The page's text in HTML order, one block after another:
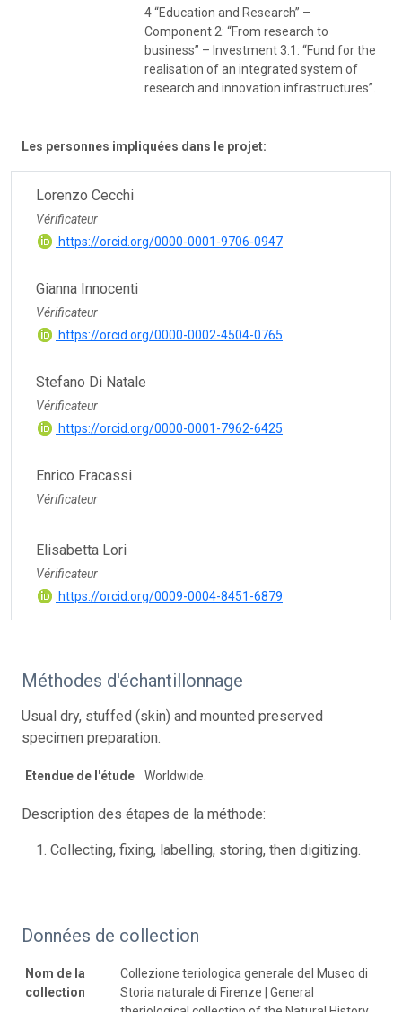
4 “Education and Research” –
Component 2: “From research to
business” – Investment 3.1: “Fund for the
realisation of an integrated system of
research and innovation infrastructures”.
Les personnes impliquées dans le projet:
Lorenzo Cecchi
Vérificateur
https://orcid.org/0000-0001-9706-0947
Gianna Innocenti
Vérificateur
https://orcid.org/0000-0002-4504-0765
Stefano Di Natale
Vérificateur
https://orcid.org/0000-0001-7962-6425
Enrico Fracassi
Vérificateur
Elisabetta Lori
Vérificateur
https://orcid.org/0009-0004-8451-6879
Méthodes d'échantillonnage
Usual dry, stuffed (skin) and mounted preserved
specimen preparation.
Etendue de l'étude Worldwide.
Description des étapes de la méthode:
Collecting, fixing, labelling, storing, then digitizing.
Données de collection
Nom de la
collection
Collezione teriologica generale del Museo di
Storia naturale di Firenze | General